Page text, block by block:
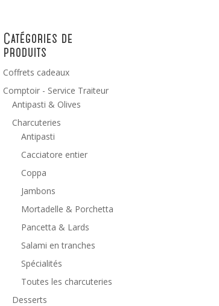
Catégories de
produits
Coffrets cadeaux
Comptoir - Service Traiteur
Antipasti & Olives
Charcuteries
Antipasti
Cacciatore entier
Coppa
Jambons
Mortadelle & Porchetta
Pancetta & Lards
Salami en tranches
Spécialités
Toutes les charcuteries
Desserts